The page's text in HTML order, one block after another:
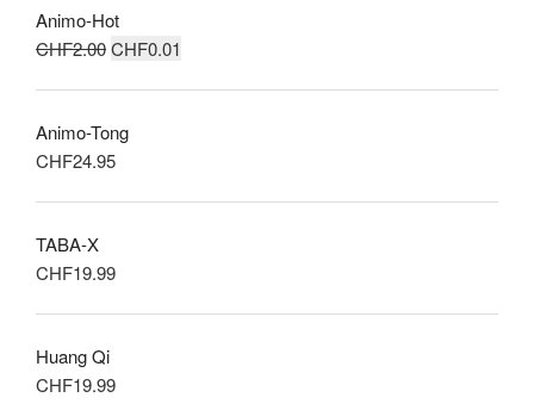
CHF24.99.
Animo-Hot
CHF2.00Le
était :
CHF2.00.
CHF0.01
Animo-Tong
CHF24.95
TABA-X
CHF19.99
Huang Qi
CHF19.99